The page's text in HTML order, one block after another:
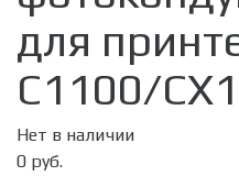
для
C1100/
Нет в наличии
0 руб.